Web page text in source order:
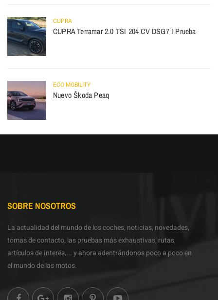
CUPRA
CUPRA Terramar 2.0 TSI 204 CV DSG7 I Prueba
ECO MOBILITY
Nuevo Škoda Peaq
SOBRE NOSOTROS
La actualidad del mundo de los coches, noticias, novedades,
tomas de contacto, las pruebas más exhaustivas, rutas,
artículos de interés,... y ahora adentrándonos poco a poco en
el mundo de las motos.